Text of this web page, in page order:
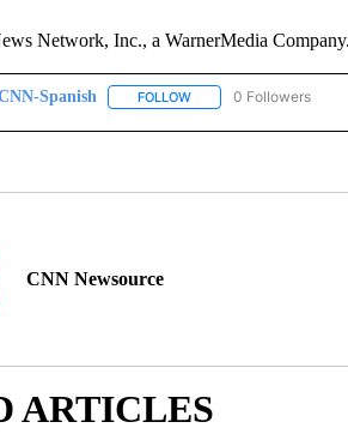
Network, Inc., a WarnerMedia
Spanish FOLLOWFOLLOW "CNN-
0 Followers
CNN Newsource
ARTICLES